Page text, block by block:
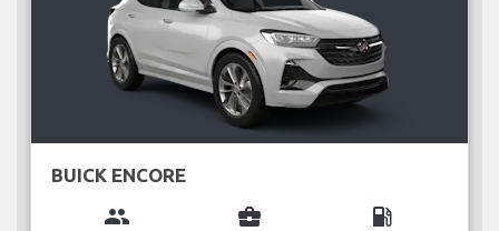
BUICK ENCORE
group business_center local_gas_station